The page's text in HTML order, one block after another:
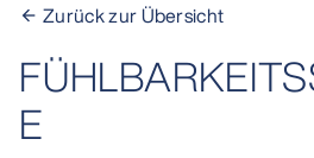
arrow_back Zurück zur Übersicht
E